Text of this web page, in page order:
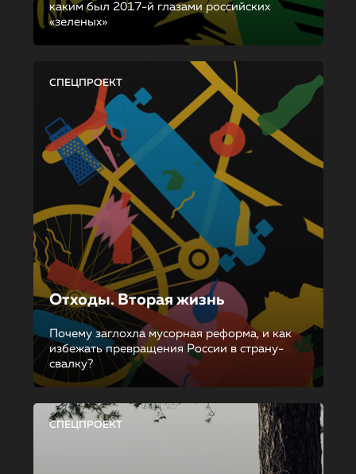
каким был 2017-й глазами российских
«зеленых»
СПЕЦПРОЕКТ
Отходы. Вторая жизнь
Почему заглохла мусорная реформа, и как
избежать превращения России в страну-
свалку?
СПЕЦПРОЕКТ